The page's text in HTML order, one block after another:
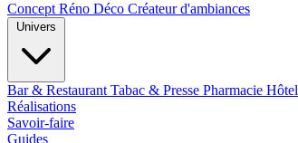
Concept Réno Déco Créateur d'ambiances
Bar & Restaurant Tabac & Presse Pharmacie Hôtel
Réalisations
Savoir-faire
Guides